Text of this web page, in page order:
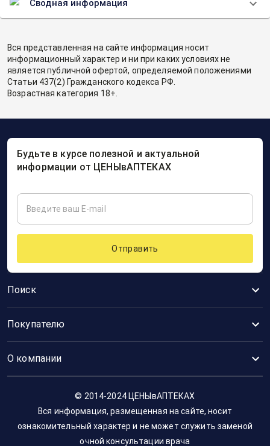
Сводная информация
Вся представленная на сайте информация носит
информационный характер и ни при каких условиях не
является публичной офертой, определяемой положениями
Статьи 437(2) Гражданского кодекса РФ.
Возрастная категория 18+.
Поиск
Покупателю
О компании
Будьте в курсе полезной и актуальной
информации от ЦЕНЫвАПТЕКАХ
Отправить
© 2014-2024 ЦЕНЫвАПТЕКАХ
Вся информация, размещенная на сайте, носит
ознакомительный характер и не может служить заменой
очной консультации врача